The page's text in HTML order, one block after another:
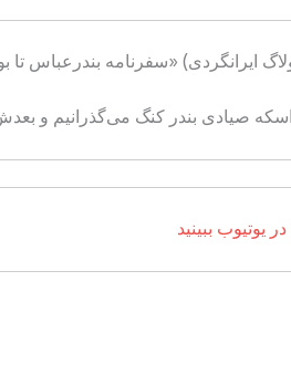
ایرانگردی) «سفرنامه بندرعباس
صیادی بندر کنگ می‌گذرانیم و
یوتیوب ببینید